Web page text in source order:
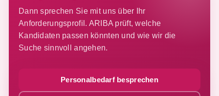
Dann sprechen Sie mit uns über Ihr
Anforderungsprofil. ARIBA prüft, welche
Kandidaten passen könnten und wie wir die
Suche sinnvoll angehen.
Personalbedarf besprechen